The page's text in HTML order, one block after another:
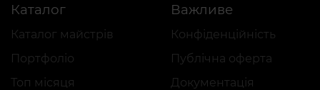
Каталог
Каталог майстрів
Портфоліо
Топ місяця
Важливе
Конфіденційність
Публічна оферта
Документація